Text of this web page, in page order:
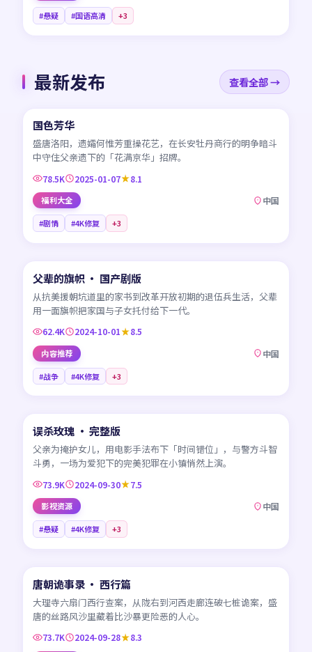
#悬疑 #国语高清 +3
最新发布 查看全部 →
CN
45:24
国色芳华
盛唐洛阳，遗孀何惟芳重操花艺，在长安牡丹商行的明争暗斗
中守住父亲遗下的「花满京华」招牌。
78.5K 2025-01-07 8.1
福利大全 中国
#剧情 #4K修复 +3
CN
父辈的旗帜 · 国产剧版
从抗美援朝坑道里的家书到改革开放初期的退伍兵生活，父辈
用一面旗帜把家国与子女托付给下一代。
62.4K 2024-10-01 8.5
内容推荐 中国
#战争 #4K修复 +3
CN
误杀玫瑰 · 完整版
父亲为掩护女儿，用电影手法布下「时间错位」，与警方斗智
斗勇，一场为爱犯下的完美犯罪在小镇悄然上演。
73.9K 2024-09-30 7.5
影视资源 中国
#悬疑 #4K修复 +3
CN
唐朝诡事录 · 西行篇
大理寺六扇门西行查案，从陇右到河西走廊连破七桩诡案，盛
唐的丝路风沙里藏着比沙暴更险恶的人心。
73.7K 2024-09-28 8.3